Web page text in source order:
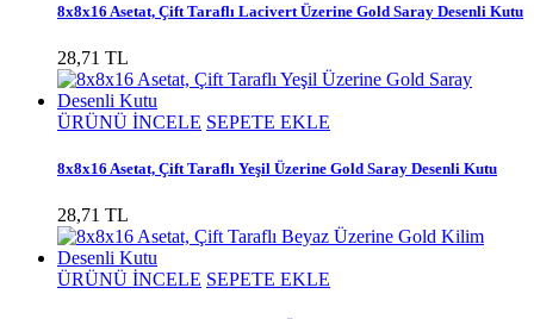
8x8x16 Asetat, Çift Taraflı Lacivert Üzerine Gold Saray Desenli Kutu
28,71 TL
ÜRÜNÜ İNCELE SEPETE EKLE
8x8x16 Asetat, Çift Taraflı Yeşil Üzerine Gold Saray Desenli Kutu
28,71 TL
ÜRÜNÜ İNCELE SEPETE EKLE